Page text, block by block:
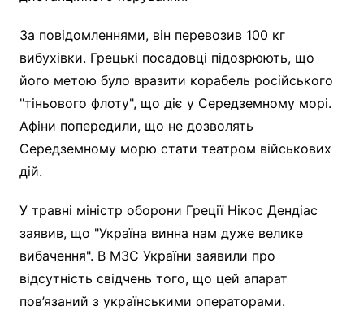
За повідомленнями, він перевозив 100 кг
вибухівки. Грецькі посадовці підозрюють, що
його метою було вразити корабель російського
"тіньового флоту", що діє у Середземному морі.
Афіни попередили, що не дозволять
Середземному морю стати театром військових
дій.
У травні міністр оборони Греції Нікос Дендіас
заявив, що "Україна винна нам дуже велике
вибачення". В МЗС України заявили про
відсутність свідчень того, що цей апарат
пов’язаний з українськими операторами.